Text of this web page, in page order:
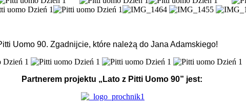
Uomo 90. Zgadnijcie, które należą do Jana Adamskiego!
Partnerem projektu „Lato z Pitti Uomo 90” jest: